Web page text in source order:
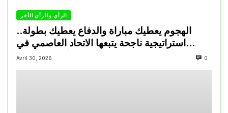
الرأي والرأي الأخر
الهجوم يعطيك مباراة والدفاع يعطيك بطولة..
استراتيجية ناجحة يتبعها الاتحاد العاصمي في
تتويجاته آخر السنوات
Avril 30, 2026 0